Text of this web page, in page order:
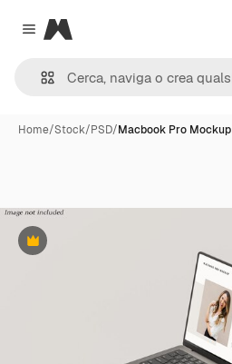
Close menu
Magnific
Home/Stock/PSD/Macbook Pro Mockup
Premium